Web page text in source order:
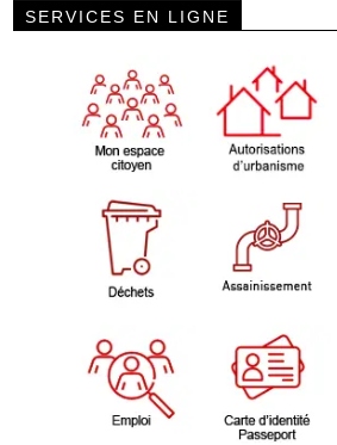
SERVICES EN LIGNE